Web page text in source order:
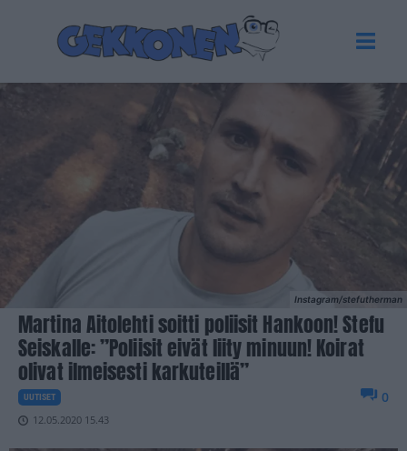
Instagram/stefutherman
Martina Aitolehti soitti poliisit Hankoon! Stefu
Seiskalle: ”Poliisit eivät liity minuun! Koirat
olivat ilmeisesti karkuteillä”
UUTISET
12.05.2020 15.43
0